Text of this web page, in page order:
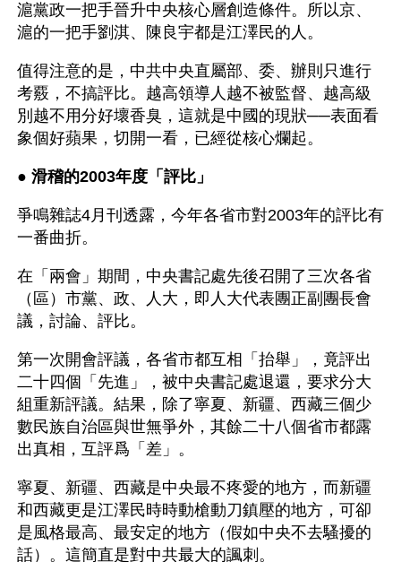
滬黨政一把手晉升中央核心層創造條件。所以京、
滬的一把手劉淇、陳良宇都是江澤民的人。
值得注意的是，中共中央直屬部、委、辦則只進行
考覈，不搞評比。越高領導人越不被監督、越高級
別越不用分好壞香臭，這就是中國的現狀──表面看
象個好蘋果，切開一看，已經從核心爛起。
● 滑稽的2003年度「評比」
爭鳴雜誌4月刊透露，今年各省市對2003年的評比有
一番曲折。
在「兩會」期間，中央書記處先後召開了三次各省
（區）市黨、政、人大，即人大代表團正副團長會
議，討論、評比。
第一次開會評議，各省市都互相「抬舉」，竟評出
二十四個「先進」，被中央書記處退還，要求分大
組重新評議。結果，除了寧夏、新疆、西藏三個少
數民族自治區與世無爭外，其餘二十八個省市都露
出真相，互評爲「差」。
寧夏、新疆、西藏是中央最不疼愛的地方，而新疆
和西藏更是江澤民時時動槍動刀鎮壓的地方，可卻
是風格最高、最安定的地方（假如中央不去騷擾的
話）。這簡直是對中共最大的諷刺。